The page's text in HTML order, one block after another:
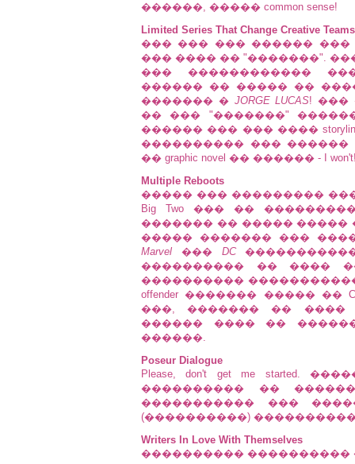
������, ����� common sense!
Limited Series That Change Creative
��� ��� ��� ������ ���
��� ���� �� "�������".
��� ������������
������ �� ����� ��
������� � JORGE LUCAS! ���
�� ��� "�������"
������ ��� ��� ����
���������� ��� ������
�� graphic novel �� ������ - I
Multiple Reboots
����� ��� ���������
Big Two ��� ��
������� �� ����� �����
����� ������� ���
Marvel ��� DC
���������� �� ����
����������
offender ������� ����� ��
���, ������� �� ����
������ ���� ��
������.
Poseur Dialogue
Please, don't get me started.
���������� ��
����������� ���
(����������)
Writers In Love With Themselves
���������� ����������